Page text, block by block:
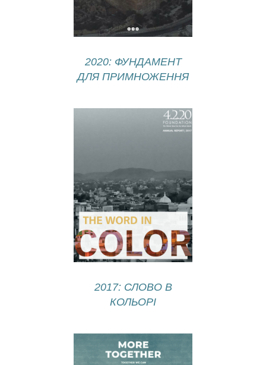
2020: ФУНДАМЕНТ
ДЛЯ ПРИМНОЖЕННЯ
2017: СЛОВО В
КОЛЬОРІ